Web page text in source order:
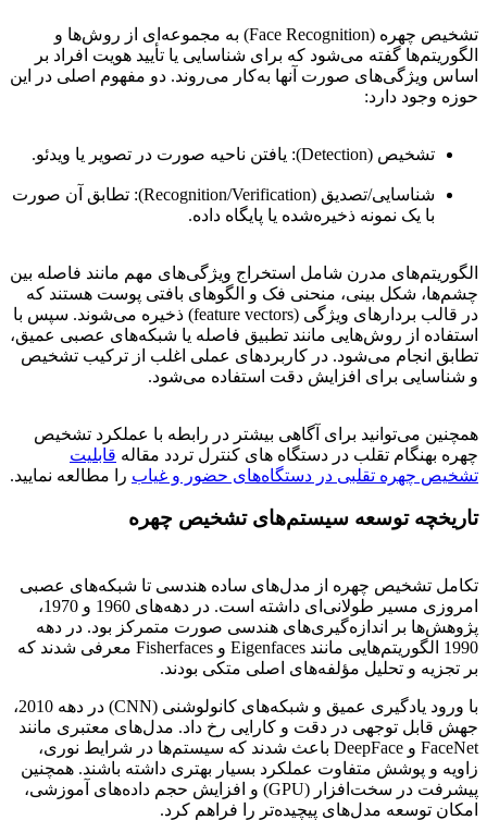
تشخیص چهره (Face Recognition) به مجموعه‌ای از روش‌ها و
الگوریتم‌ها گفته می‌شود که برای شناسایی یا تأیید هویت افراد بر
اساس ویژگی‌های صورت آنها به‌کار می‌روند. دو مفهوم اصلی در این
حوزه وجود دارد:
تشخیص (Detection): یافتن ناحیه صورت در تصویر یا ویدئو.
شناسایی/تصدیق (Recognition/Verification): تطابق آن صورت
با یک نمونه ذخیره‌شده یا پایگاه داده.
الگوریتم‌های مدرن شامل استخراج ویژگی‌های مهم مانند فاصله بین
چشم‌ها، شکل بینی، منحنی فک و الگوهای بافتی پوست هستند که
در قالب بردارهای ویژگی (feature vectors) ذخیره می‌شوند. سپس با
استفاده از روش‌هایی مانند تطبیق فاصله یا شبکه‌های عصبی عمیق،
تطابق انجام می‌شود. در کاربردهای عملی اغلب از ترکیب تشخیص
و شناسایی برای افزایش دقت استفاده می‌شود.
همچنین می‌توانید برای آگاهی بیشتر در رابطه با عملکرد تشخیص
چهره بهنگام تقلب در دستگاه های کنترل تردد مقاله قابلیت
تشخیص چهره تقلبی در دستگاه‌های حضور و غیاب را مطالعه نمایید.
تاریخچه توسعه سیستم‌های تشخیص چهره
تکامل تشخیص چهره از مدل‌های ساده هندسی تا شبکه‌های عصبی
امروزی مسیر طولانی‌ای داشته است. در دهه‌های 1960 و 1970،
پژوهش‌ها بر اندازه‌گیری‌های هندسی صورت متمرکز بود. در دهه
1990 الگوریتم‌هایی مانند Eigenfaces و Fisherfaces معرفی شدند که
بر تجزیه و تحلیل مؤلفه‌های اصلی متکی بودند.
با ورود یادگیری عمیق و شبکه‌های کانولوشنی (CNN) در دهه 2010،
جهش قابل توجهی در دقت و کارایی رخ داد. مدل‌های معتبری مانند
FaceNet و DeepFace باعث شدند که سیستم‌ها در شرایط نوری،
زاویه و پوشش متفاوت عملکرد بسیار بهتری داشته باشند. همچنین
پیشرفت در سخت‌افزار (GPU) و افزایش حجم داده‌های آموزشی،
امکان توسعه مدل‌های پیچیده‌تر را فراهم کرد.